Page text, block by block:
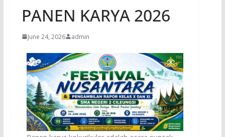
PANEN KARYA 2026
June 24, 2026 admin